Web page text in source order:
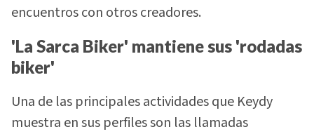
encuentros con otros creadores.
'La Sarca Biker' mantiene sus 'rodadas
biker'
Una de las principales actividades que Keydy
muestra en sus perfiles son las llamadas